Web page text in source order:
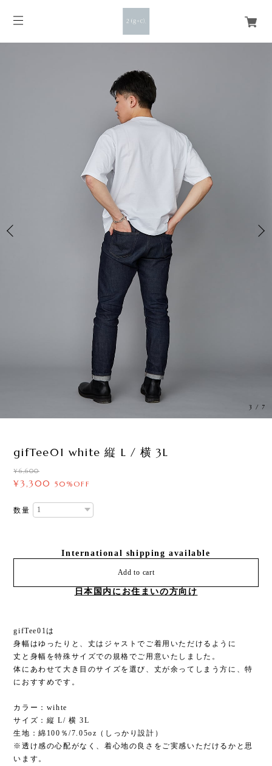
3 / 7
gifTee01 white 縦 L / 横 3L
¥6,600
¥3,300 50%OFF
数量
International shipping available
Add to cart
日本国内にお住まいの方向け
gifTee01は
身幅はゆったりと、丈はジャストでご着用いただけるように
丈と身幅を特殊サイズでの規格でご用意いたしました。
体にあわせて大き目のサイズを選び、丈が余ってしまう方に、特
におすすめです。
カラー：wihte
サイズ：縦 L/ 横 3L
生地：綿100％/7.05oz（しっかり設計）
※透け感の心配がなく、着心地の良さをご実感いただけるかと思
います。